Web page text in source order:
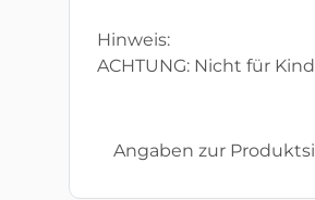
Hinweis:
ACHTUNG: Nicht für
Angaben zur